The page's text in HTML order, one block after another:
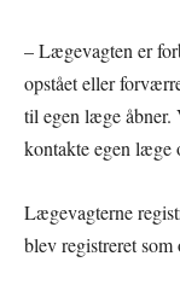
– Lægevagten er
opstået eller
til egen læge åbner.
kontakte egen
Lægevagterne
blev registreret